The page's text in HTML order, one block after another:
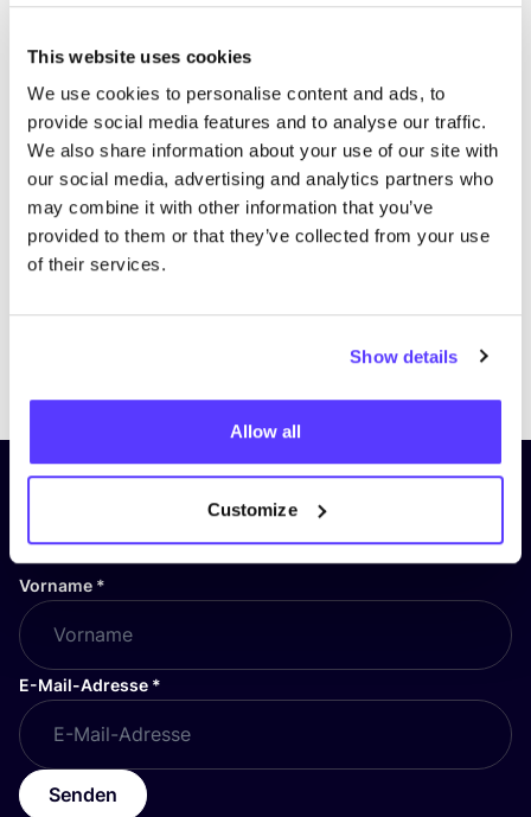
This website uses cookies
We use cookies to personalise content and ads, to
provide social media features and to analyse our traffic.
We also share information about your use of our site with
our social media, advertising and analytics partners who
may combine it with other information that you’ve
provided to them or that they’ve collected from your use
of their services.
Show details
Allow all
Customize
PreviousNext
Abonniere unseren Newsletter
und bleibe auf dem Laufenden!
Vorname *
E-Mail-Adresse *
Senden